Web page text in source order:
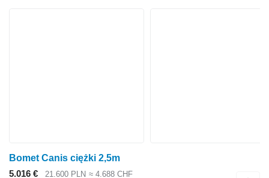
Bomet Canis ciężki 2,5m
5.016 €
21.600 PLN ≈ 4.688 CHF